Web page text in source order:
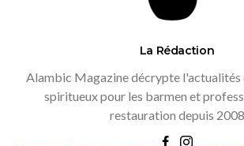
La Rédaction
Alambic Magazine décrypte
spiritueux pour les barmen et
restauration depuis 2008